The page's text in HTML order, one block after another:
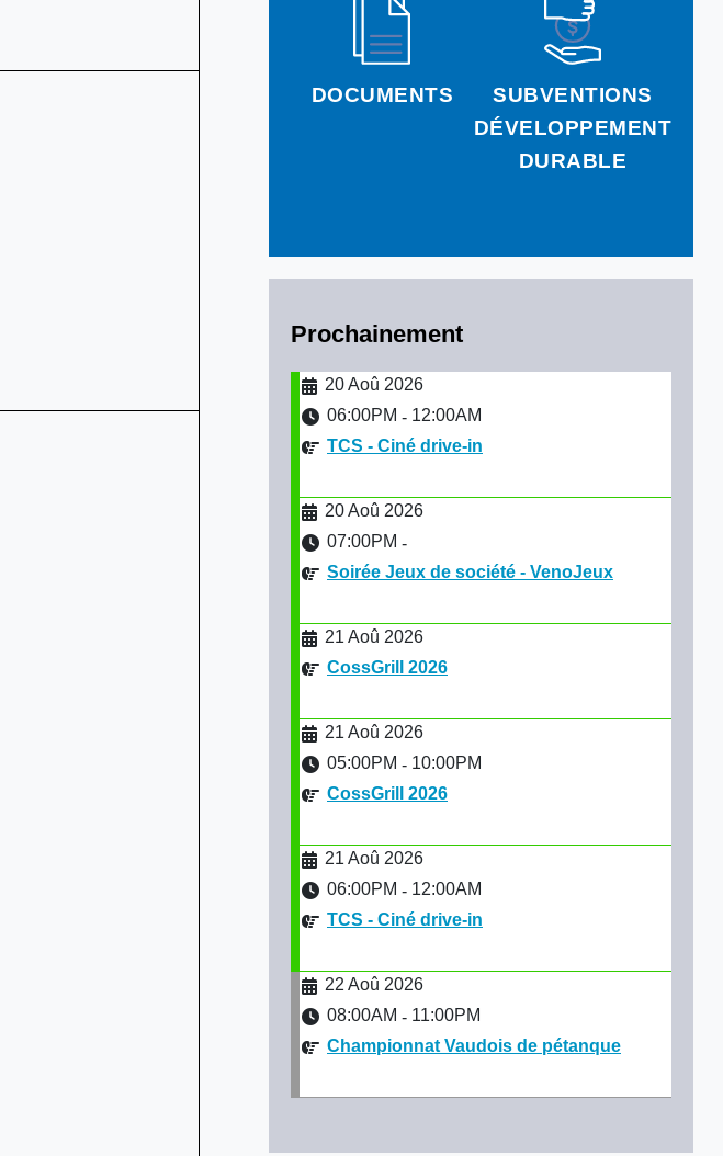
DOCUMENTS
SUBVENTIONS
DÉVELOPPEMENT
DURABLE
Prochainement
20 Aoû 2026
06:00PM - 12:00AM
TCS - Ciné drive-in
20 Aoû 2026
07:00PM -
Soirée Jeux de société - VenoJeux
21 Aoû 2026
CossGrill 2026
21 Aoû 2026
05:00PM - 10:00PM
CossGrill 2026
21 Aoû 2026
06:00PM - 12:00AM
TCS - Ciné drive-in
22 Aoû 2026
08:00AM - 11:00PM
Championnat Vaudois de pétanque